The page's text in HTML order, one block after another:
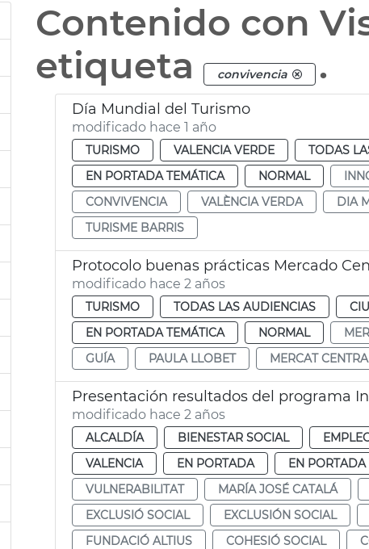
Contenido con
etiqueta
convivencia .
Día Mundial del Turismo
modificado hace 1 año
TURISMO VALENCIA VERDE TODAS
EN PORTADA TEMÁTICA
NORMAL
CONVIVENCIA
VALÈNCIA VERDA DIA
TURISME BARRIS
Protocolo buenas prácticas Mercado
modificado hace 2 años
TURISMO TODAS LAS AUDIENCIAS
EN PORTADA TEMÁTICA
NORMAL
GUÍA
PAULA LLOBET MERCAT
Presentación resultados del programa
modificado hace 2 años
ALCALDÍA BIENESTAR SOCIAL
VALENCIA
EN PORTADA EN PORTADA
VULNERABILITAT
MARÍA JOSÉ CATALÁ
EXCLUSIÓ SOCIAL
EXCLUSIÓN SOCIAL
FUNDACIÓ ALTIUS
COHESIÓ SOCIAL